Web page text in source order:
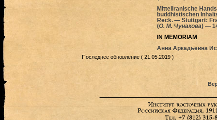
Mitteliranische
buddhistischen
Reck. — Stuttgart:
(О. М. Чунакова) —
IN MEMORIAM
Анна Аркадьевна
Последнее обновление ( 21.05.2019 )